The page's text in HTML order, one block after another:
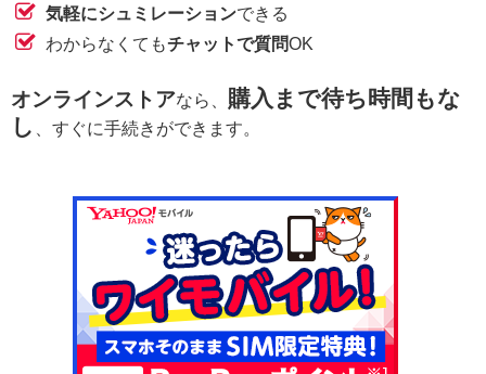
気軽にシュミレーションできる
わからなくてもチャットで質問OK
オンラインストアなら、 購入まで待ち時間もな
し
、すぐに手続きができます。